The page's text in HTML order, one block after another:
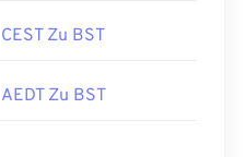
CEST Zu BST
AEDT Zu BST